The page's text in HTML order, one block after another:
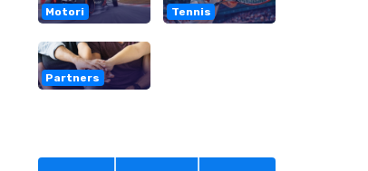
Motori Tennis
Partners